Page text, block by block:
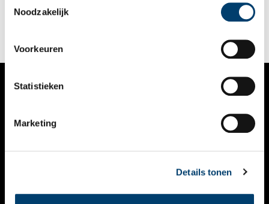
Noodzakelijk
Voorkeuren
Statistieken
Marketing
Details tonen
NIEUWS
KALENDER
ACTIVITEITEN